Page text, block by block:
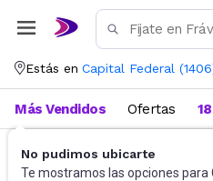
Estás en Capital Federal (1406
No pudimos ubicarte
Te mostramos las opciones para
Más Vendidos Ofertas
Juguetes y Juegos